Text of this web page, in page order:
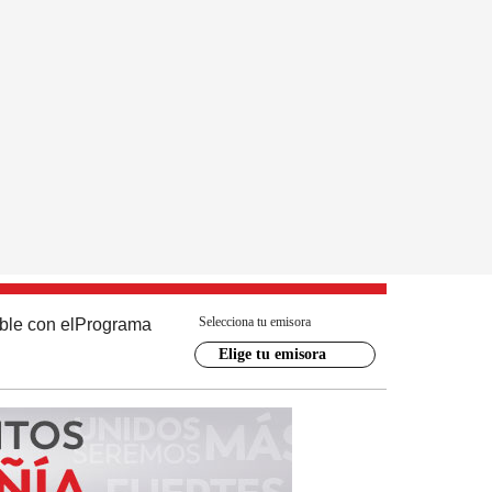
con el Programa Selecciona tu emisora
Elige tu emisora